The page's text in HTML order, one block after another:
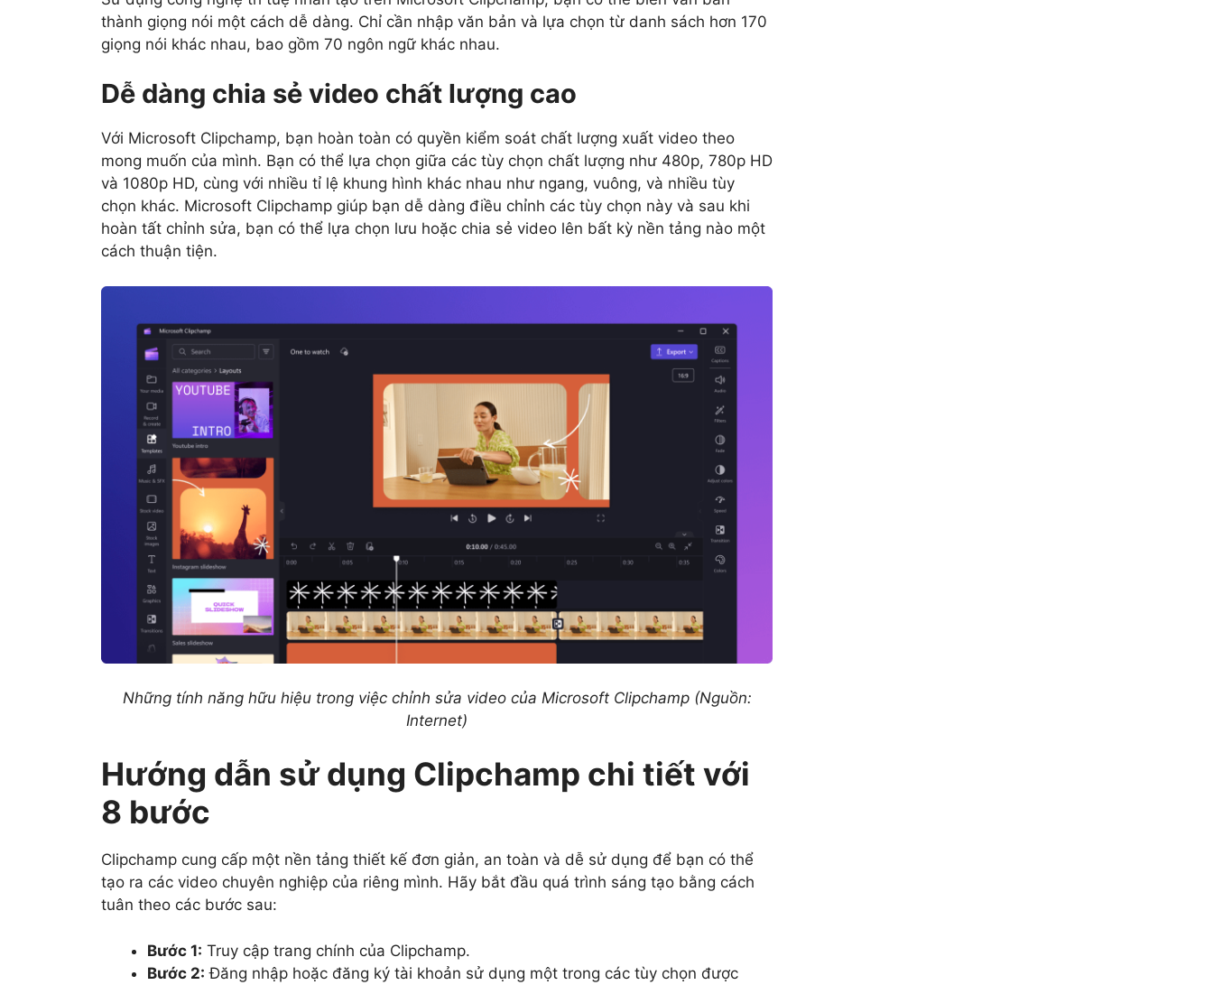
thành giọng nói một cách dễ dàng. Chỉ cần nhập văn bản và lựa chọn từ danh sách hơn 170
giọng nói khác nhau, bao gồm 70 ngôn ngữ khác nhau.
Dễ dàng chia sẻ video chất lượng cao
Với Microsoft Clipchamp, bạn hoàn toàn có quyền kiểm soát chất lượng xuất video theo
mong muốn của mình. Bạn có thể lựa chọn giữa các tùy chọn chất lượng như 480p, 780p HD
và 1080p HD, cùng với nhiều tỉ lệ khung hình khác nhau như ngang, vuông, và nhiều tùy
chọn khác. Microsoft Clipchamp giúp bạn dễ dàng điều chỉnh các tùy chọn này và sau khi
hoàn tất chỉnh sửa, bạn có thể lựa chọn lưu hoặc chia sẻ video lên bất kỳ nền tảng nào một
cách thuận tiện.
Những tính năng hữu hiệu trong việc chỉnh sửa video của Microsoft Clipchamp (Nguồn:
Internet)
Hướng dẫn sử dụng Clipchamp chi tiết với
8 bước
Clipchamp cung cấp một nền tảng thiết kế đơn giản, an toàn và dễ sử dụng để bạn có thể
tạo ra các video chuyên nghiệp của riêng mình. Hãy bắt đầu quá trình sáng tạo bằng cách
tuân theo các bước sau:
Bước 1: Truy cập trang chính của Clipchamp.
Bước 2: Đăng nhập hoặc đăng ký tài khoản sử dụng một trong các tùy chọn được